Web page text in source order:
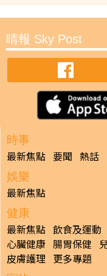
晴報 Sky Post
時事
最新焦點 要聞 熱話
娛樂
最新焦點
健康
最新焦點 飲食及運動
心臟健康 腸胃保健
皮膚護理 更多專題